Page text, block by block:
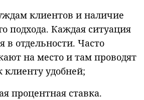
клиентов и наличие
подхода. Каждая ситуация
в отдельности. Часто
на место и там проводят
клиенту удобней;
процентная ставка.